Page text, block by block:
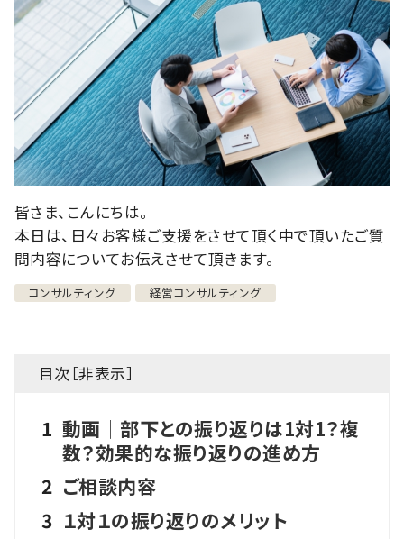
皆さま、こんにちは。
本日は、日々お客様ご支援をさせて頂く中で頂いたご質
問内容についてお伝えさせて頂きます。
コンサルティング 経営コンサルティング
目次［非表示］
1 動画│部下との振り返りは1対1？複
数？効果的な振り返りの進め方
2 ご相談内容
3 １対１の振り返りのメリット